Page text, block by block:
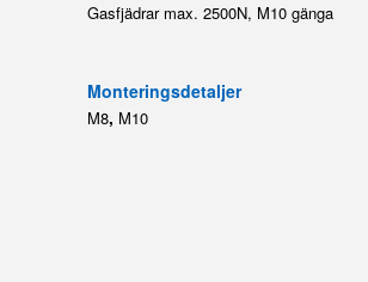
Gasfjädrar max. 2500N, M10 gänga
Monteringsdetaljer
M8, M10